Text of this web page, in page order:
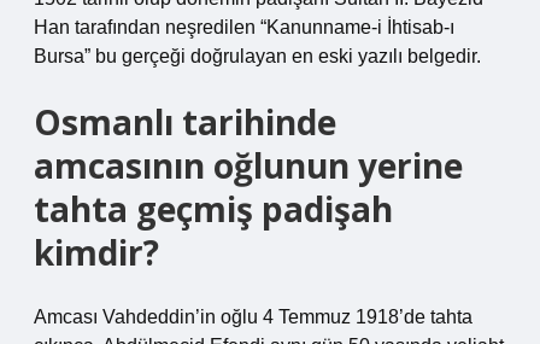
Han tarafından neşredilen “Kanunname-i İhtisab-ı
Bursa” bu gerçeği doğrulayan en eski yazılı belgedir.
Osmanlı tarihinde
amcasının oğlunun yerine
tahta geçmiş padişah
kimdir?
Amcası Vahdeddin’in oğlu 4 Temmuz 1918’de tahta